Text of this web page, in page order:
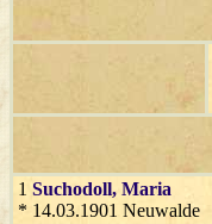
1 Suchodoll, Maria
* 14.03.1901 Neuwalde